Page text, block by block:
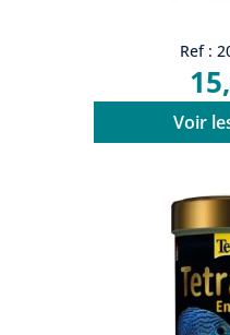
Ref :
Voir